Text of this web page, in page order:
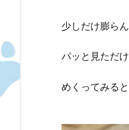
少しだけ膨ら
パッと見ただ
めくってみる